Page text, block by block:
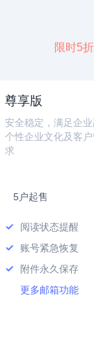
限时5
尊享版
安全稳定，满足企
个性企业文化及客
求
5户起售
阅读状态提醒
账号紧急恢复
附件永久保存
更多邮箱功能